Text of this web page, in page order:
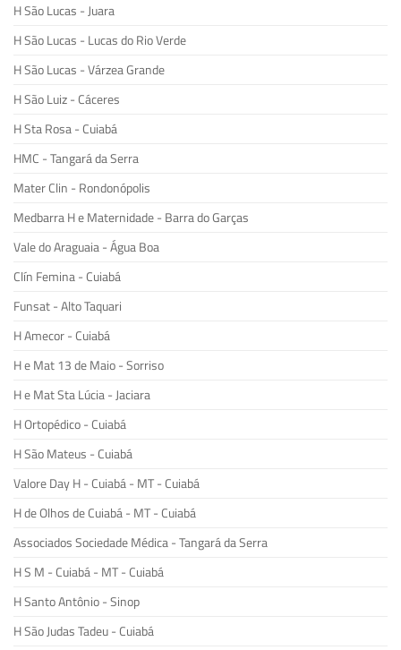
H São Lucas - Juara
H São Lucas - Lucas do Rio Verde
H São Lucas - Várzea Grande
H São Luiz - Cáceres
H Sta Rosa - Cuiabá
HMC - Tangará da Serra
Mater Clin - Rondonópolis
Medbarra H e Maternidade - Barra do Garças
Vale do Araguaia - Água Boa
Clín Femina - Cuiabá
Funsat - Alto Taquari
H Amecor - Cuiabá
H e Mat 13 de Maio - Sorriso
H e Mat Sta Lúcia - Jaciara
H Ortopédico - Cuiabá
H São Mateus - Cuiabá
Valore Day H - Cuiabá - MT - Cuiabá
H de Olhos de Cuiabá - MT - Cuiabá
Associados Sociedade Médica - Tangará da Serra
H S M - Cuiabá - MT - Cuiabá
H Santo Antônio - Sinop
H São Judas Tadeu - Cuiabá